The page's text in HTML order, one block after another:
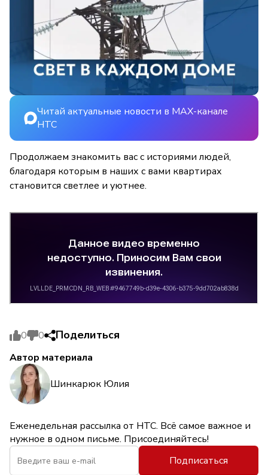
Читай актуальные новости в MAX-канале
НТС
Продолжаем знакомить вас с историями людей,
благодаря которым в наших с вами квартирах
становится светлее и уютнее.
0 0 Поделиться
Автор материала
Шинкарюк Юлия
Еженедельная рассылка от НТС. Всё самое важное и
нужное в одном письме. Присоединяйтесь!
Подписаться